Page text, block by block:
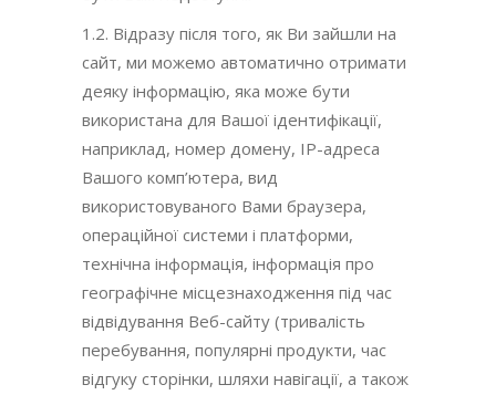
1.2. Відразу після того, як Ви зайшли на
сайт, ми можемо автоматично отримати
деяку інформацію, яка може бути
використана для Вашої ідентифікації,
наприклад, номер домену, IP-адреса
Вашого комп’ютера, вид
використовуваного Вами браузера,
операційної системи і платформи,
технічна інформація, інформація про
географічне місцезнаходження під час
відвідування Веб-сайту (тривалість
перебування, популярні продукти, час
відгуку сторінки, шляхи навігації, а також